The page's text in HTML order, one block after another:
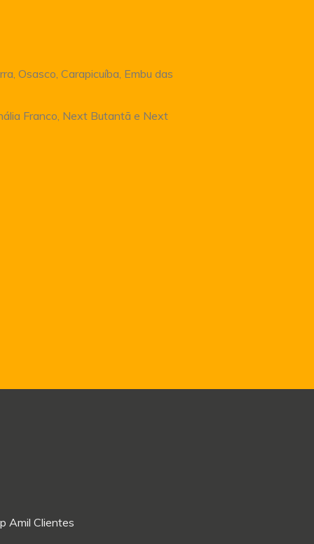
Osasco, Carapicuíba, Embu das
Franco, Next Butantã e Next
Amil Clientes